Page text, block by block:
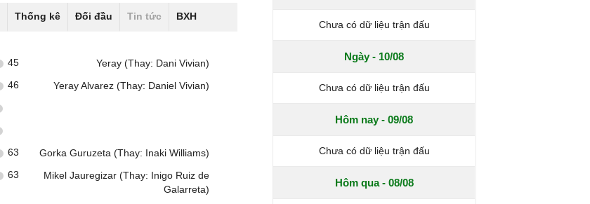
Thống kê Đối đầu Tin tức BXH
Yeray (Thay: Dani Vivian)
45
Yeray Alvarez (Thay: Daniel Vivian)
46
Gorka Guruzeta (Thay: Inaki Williams)
63
Mikel Jauregizar (Thay: Inigo Ruiz de
Galarreta)
63
Chưa có dữ liệu trận đấu
Ngày - 10/08
Chưa có dữ liệu trận đấu
Hôm nay - 09/08
Chưa có dữ liệu trận đấu
Hôm qua - 08/08